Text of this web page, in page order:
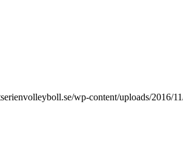
wp-content/uploads/2016/